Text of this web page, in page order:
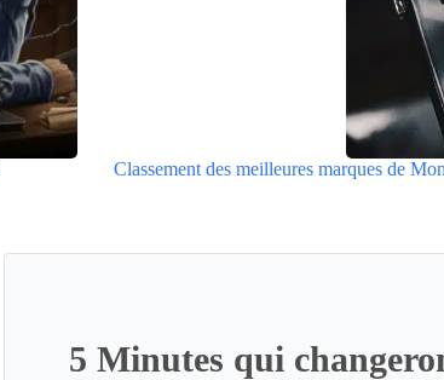
Classement des meilleures marques de
5 Minutes qui